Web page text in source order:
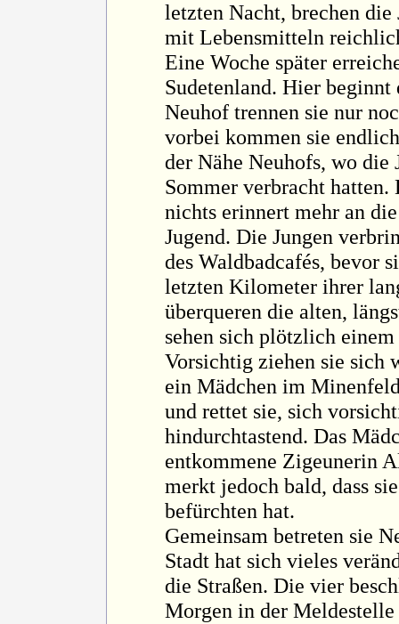
letzten Nacht, brechen
mit Lebensmitteln
Eine Woche später
Sudetenland. Hier
Neuhof trennen sie nur
vorbei kommen sie
der Nähe Neuhofs, wo die
Sommer verbracht
nichts erinnert mehr an
Jugend. Die Jungen
des Waldbadcafés, bevor
letzten Kilometer ihrer
überqueren die alten,
sehen sich plötzlich
Vorsichtig ziehen sie sich
ein Mädchen im
und rettet sie, sich
hindurchtastend. Das
entkommene Zigeunerin
merkt jedoch bald, dass
befürchten hat.
Gemeinsam betreten sie
Stadt hat sich vieles
die Straßen. Die vier
Morgen in der